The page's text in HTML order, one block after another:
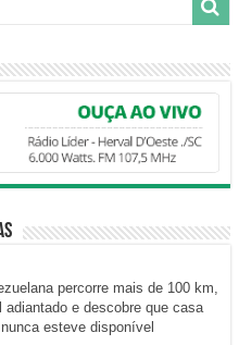
percorre mais de 100 km,
adiantado e descobre que casa
esteve disponível